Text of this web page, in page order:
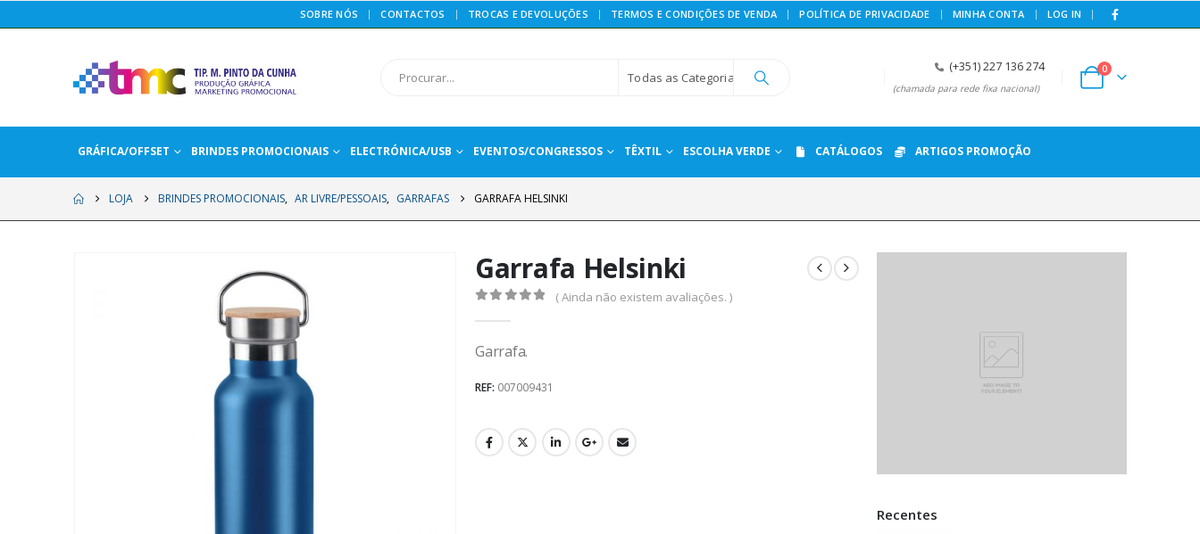
SOBRE NÓS CONTACTOS TROCAS E DEVOLUÇÕES TERMOS E CONDIÇÕES DE VENDA POLÍTICA DE PRIVACIDADE MINHA CONTA LOG IN |
Todas as Categorias
(+351) 227 136 274
(chamada para rede fixa nacional)
0
GRÁFICA/OFFSET BRINDES PROMOCIONAIS ELECTRÓNICA/USB EVENTOS/CONGRESSOS TÊXTIL ESCOLHA VERDE CATÁLOGOS ARTIGOS PROMOÇÃO
LOJA BRINDES PROMOCIONAIS, AR LIVRE/PESSOAIS, GARRAFAS GARRAFA HELSINKI
Garrafa Helsinki
( Ainda não existem avaliações. )
Garrafa.
REF: 007009431
Recentes